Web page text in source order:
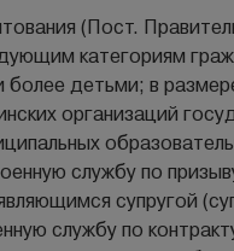
(Пост.
категориям
детьми; в
организаций
службу по
супругой
службу по